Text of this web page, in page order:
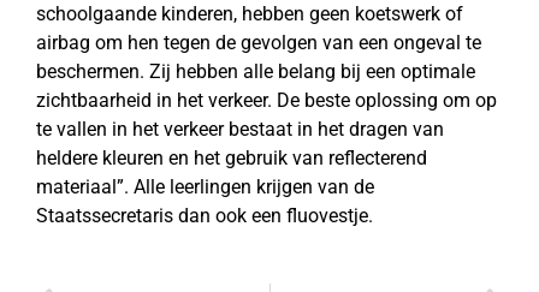
schoolgaande kinderen, hebben geen koetswerk of
airbag om hen tegen de gevolgen van een ongeval te
beschermen. Zij hebben alle belang bij een optimale
zichtbaarheid in het verkeer. De beste oplossing om op
te vallen in het verkeer bestaat in het dragen van
heldere kleuren en het gebruik van reflecterend
materiaal”. Alle leerlingen krijgen van de
Staatssecretaris dan ook een fluovestje.